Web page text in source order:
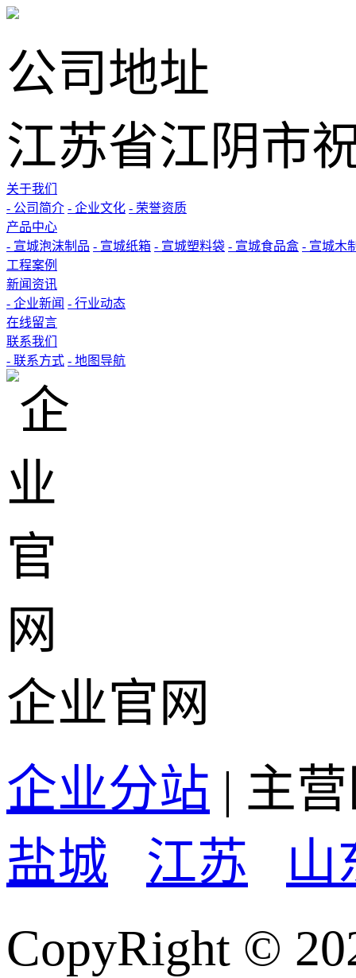
公司地址
江苏省江阴市
关于我们
- 公司简介 - 企业文化 - 荣誉资质
产品中心
- 宣城泡沫制品 - 宣城纸箱 - 宣城塑料袋 - 宣城食品盒 - 宣城木
工程案例
新闻资讯
- 企业新闻 - 行业动态
在线留言
联系我们
- 联系方式 - 地图导航
企业官网
企业分站 | 主
盐城
江苏
山
CopyRight ©